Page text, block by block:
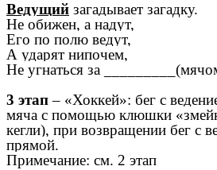
Ведущий загадывает загадку.
Не обижен, а надут,
Его по полю ведут,
А ударят нипочем,
Не угнаться за
3 этап– «Хоккей»: бег с
мяча с помощью клюшки
кегли), при возвращении бег с
прямой.
Примечание: см. 2 этап